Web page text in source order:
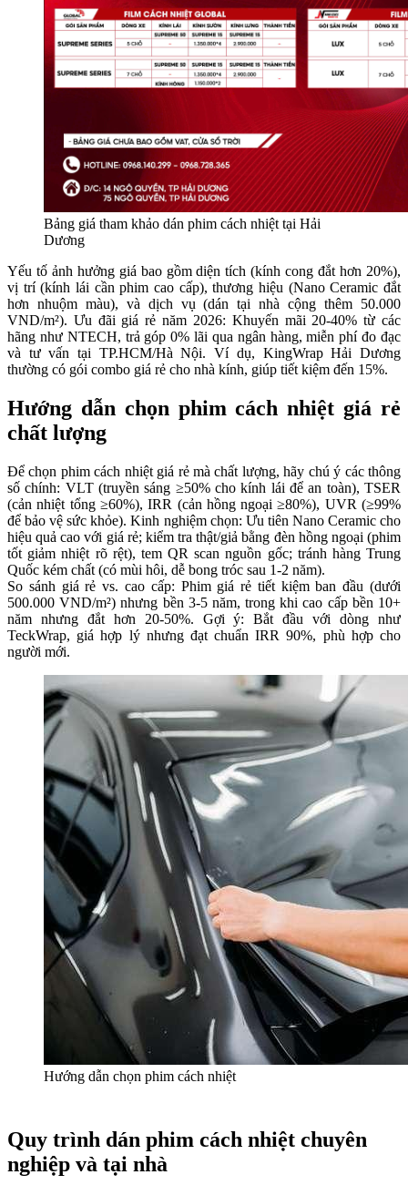
Bảng giá tham khảo dán phim cách nhiệt tại Hải
Dương
Yếu tố ảnh hưởng giá bao gồm diện tích (kính cong đắt hơn 20%),
vị trí (kính lái cần phim cao cấp), thương hiệu (Nano Ceramic đắt
hơn nhuộm màu), và dịch vụ (dán tại nhà cộng thêm 50.000
VND/m²). Ưu đãi giá rẻ năm 2026: Khuyến mãi 20-40% từ các
hãng như NTECH, trả góp 0% lãi qua ngân hàng, miễn phí đo đạc
và tư vấn tại TP.HCM/Hà Nội. Ví dụ, KingWrap Hải Dương
thường có gói combo giá rẻ cho nhà kính, giúp tiết kiệm đến 15%.
Hướng dẫn chọn phim cách nhiệt giá rẻ
chất lượng
Để chọn phim cách nhiệt giá rẻ mà chất lượng, hãy chú ý các thông
số chính: VLT (truyền sáng ≥50% cho kính lái để an toàn), TSER
(cản nhiệt tổng ≥60%), IRR (cản hồng ngoại ≥80%), UVR (≥99%
để bảo vệ sức khỏe). Kinh nghiệm chọn: Ưu tiên Nano Ceramic cho
hiệu quả cao với giá rẻ; kiểm tra thật/giả bằng đèn hồng ngoại (phim
tốt giảm nhiệt rõ rệt), tem QR scan nguồn gốc; tránh hàng Trung
Quốc kém chất (có mùi hôi, dễ bong tróc sau 1-2 năm).
So sánh giá rẻ vs. cao cấp: Phim giá rẻ tiết kiệm ban đầu (dưới
500.000 VND/m²) nhưng bền 3-5 năm, trong khi cao cấp bền 10+
năm nhưng đắt hơn 20-50%. Gợi ý: Bắt đầu với dòng như
TeckWrap, giá hợp lý nhưng đạt chuẩn IRR 90%, phù hợp cho
người mới.
Hướng dẫn chọn phim cách nhiệt
Quy trình dán phim cách nhiệt chuyên
nghiệp và tại nhà